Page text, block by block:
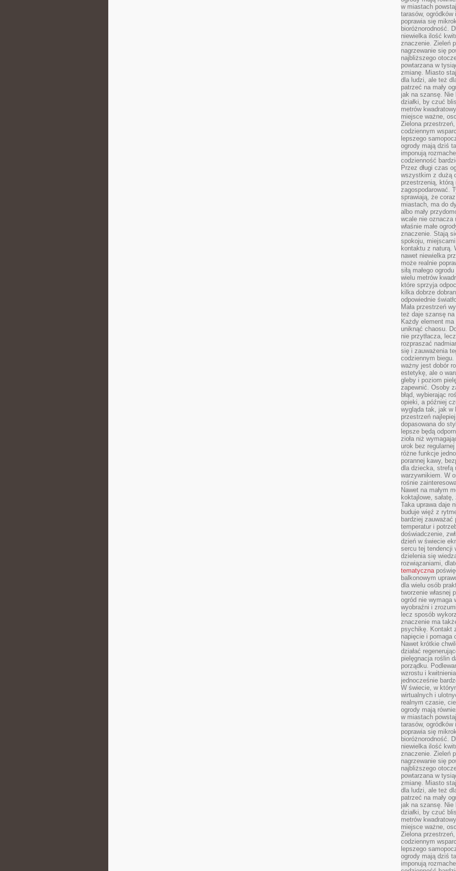
w miastach
tarasów,
poprawia się
bioróżnorodność.
niewielka ilość
znaczenie. Zieleń
nagrzewanie się
najbliższego
powtarzana w
zmianę. Miasto
dla ludzi, ale też
patrzeć na mały
jak na szansę. Nie
działki, by czuć
metrów
miejsce ważne,
Zielona
codziennym
lepszego
ogrody mają dziś
imponują
codzienność
Przez długi czas
wszystkim z dużą
przestrzenią, którą
zagospodarować.
sprawiają, że
miastach, ma do
albo mały
wcale nie oznacza
właśnie małe
znaczenie. Stają
spokoju,
kontaktu z naturą.
nawet niewielka
może realnie
siłą małego
wielu metrów
które sprzyja
kilka dobrze
odpowiednie
Mała przestrzeń
też daje szansę
Każdy element ma
uniknąć chaosu.
nie przytłacza,
rozpraszać
się i zauważenia
codziennym
ważny jest dobór
estetykę, ale o
gleby i poziom
zapewnić. Osoby
błąd, wybierając
opieki, a później
wygląda tak, jak w
przestrzeń
dopasowana do
lepsze będą
zioła niż
urok bez
różne funkcje
porannej kawy,
dla dziecka, strefą
warzywnikiem. W
rośnie
Nawet na małym
koktajlowe,
Taka uprawa daje
buduje więź z
bardziej
temperatur i
doświadczenie,
dzień w świecie
sercu tej tendencji
dzielenia się
rozwiązaniami,
tematyczna
balkonowym
dla wielu osób
tworzenie własnej
ogród nie wymaga
wyobraźni i
lecz sposób
znaczenie ma
psychikę. Kontakt
napięcie i pomaga
Nawet krótkie
działać
pielęgnacja roślin
porządku.
wzrostu i
jednocześnie
W świecie, w
wirtualnych i
realnym czasie,
ogrody mają
w miastach
tarasów,
poprawia się
bioróżnorodność.
niewielka ilość
znaczenie. Zieleń
nagrzewanie się
najbliższego
powtarzana w
zmianę. Miasto
dla ludzi, ale też
patrzeć na mały
jak na szansę. Nie
działki, by czuć
metrów
miejsce ważne,
Zielona
codziennym
lepszego
ogrody mają dziś
imponują